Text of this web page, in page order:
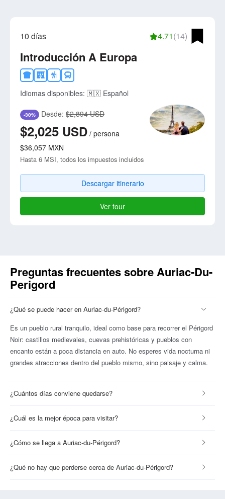
10 días 4.71(14)
Introducción A Europa
Idiomas disponibles: 🇲🇽 Español
-30% Desde: $2,894 USD
$2,025 USD / persona
$36,057 MXN
Hasta 6 MSI, todos los impuestos incluidos
Descargar itinerario
Ver tour
Preguntas frecuentes sobre Auriac-Du-
Perigord
¿Qué se puede hacer en Auriac-du-Périgord?
Es un pueblo rural tranquilo, ideal como base para recorrer el Périgord
Noir: castillos medievales, cuevas prehistóricas y pueblos con
encanto están a poca distancia en auto. No esperes vida nocturna ni
grandes atracciones dentro del pueblo mismo, sino paisaje y calma.
¿Cuántos días conviene quedarse?
¿Cuál es la mejor época para visitar?
¿Cómo se llega a Auriac-du-Périgord?
¿Qué no hay que perderse cerca de Auriac-du-Périgord?